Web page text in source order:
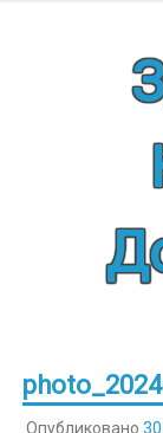
Опубликовано